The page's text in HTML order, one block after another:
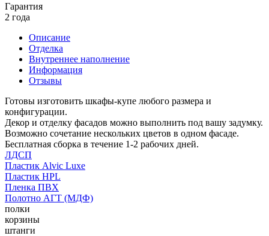
Гарантия
2 года
Описание
Отделка
Внутреннее наполнение
Информация
Отзывы
Готовы изготовить шкафы-купе любого размера и
конфигурации.
Декор и отделку фасадов можно выполнить под вашу задумку.
Возможно сочетание нескольких цветов в одном фасаде.
Бесплатная сборка в течение 1-2 рабочих дней.
ЛДСП
Пластик Alvic Luxe
Пластик HPL
Пленка ПВХ
Полотно АГТ (МДФ)
полки
корзины
штанги